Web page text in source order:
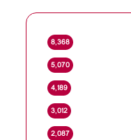
8٬368
5٬070
4٬189
3٬012
2٬087